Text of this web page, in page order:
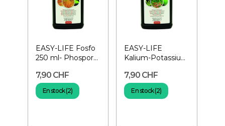
EASY-LIFE Fosfo
250 ml- Phospore
7,90 CHF
En stock (2)
EASY-LIFE
Kalium-Potassium
Potassium pour
plantes
7,90 CHF
En stock (2)